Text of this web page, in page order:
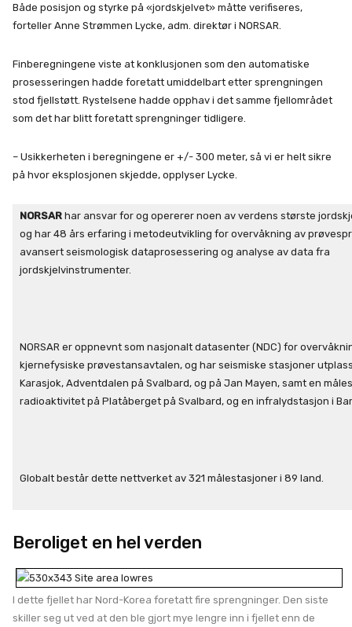
Både posisjon og styrke på «jordskjelvet» måtte verifiseres,
forteller Anne Strømmen Lycke, adm. direktør i NORSAR.
Finberegningene viste at konklusjonen som den automatiske
prosesseringen hadde foretatt umiddelbart etter sprengningen
stod fjellstøtt. Rystelsene hadde opphav i det samme fjellområdet
som det har blitt foretatt sprengninger tidligere.
– Usikkerheten i beregningene er +/- 300 meter, så vi er helt sikre
på hvor eksplosjonen skjedde, opplyser Lycke.
NORSAR har ansvar for og opererer noen av verdens største
og har 48 års erfaring i metodeutvikling for overvåkning av
avansert seismologisk dataprosessering og analyse av data fra
jordskjelvinstrumenter.
NORSAR er oppnevnt som nasjonalt datasenter (NDC) for
kjernefysiske prøvestansavtalen, og har seismiske stasjoner
Karasjok, Adventdalen på Svalbard, og på Jan Mayen, samt en
radioaktivitet på Platåberget på Svalbard, og en infralydstasjon i
Globalt består dette nettverket av 321 målestasjoner i 89 land.
Beroliget en hel verden
I dette fjellet har Nord-Korea foretatt fire sprengninger. Den siste
skiller seg ut ved at den ble gjort mye lengre inn i fjellet enn de